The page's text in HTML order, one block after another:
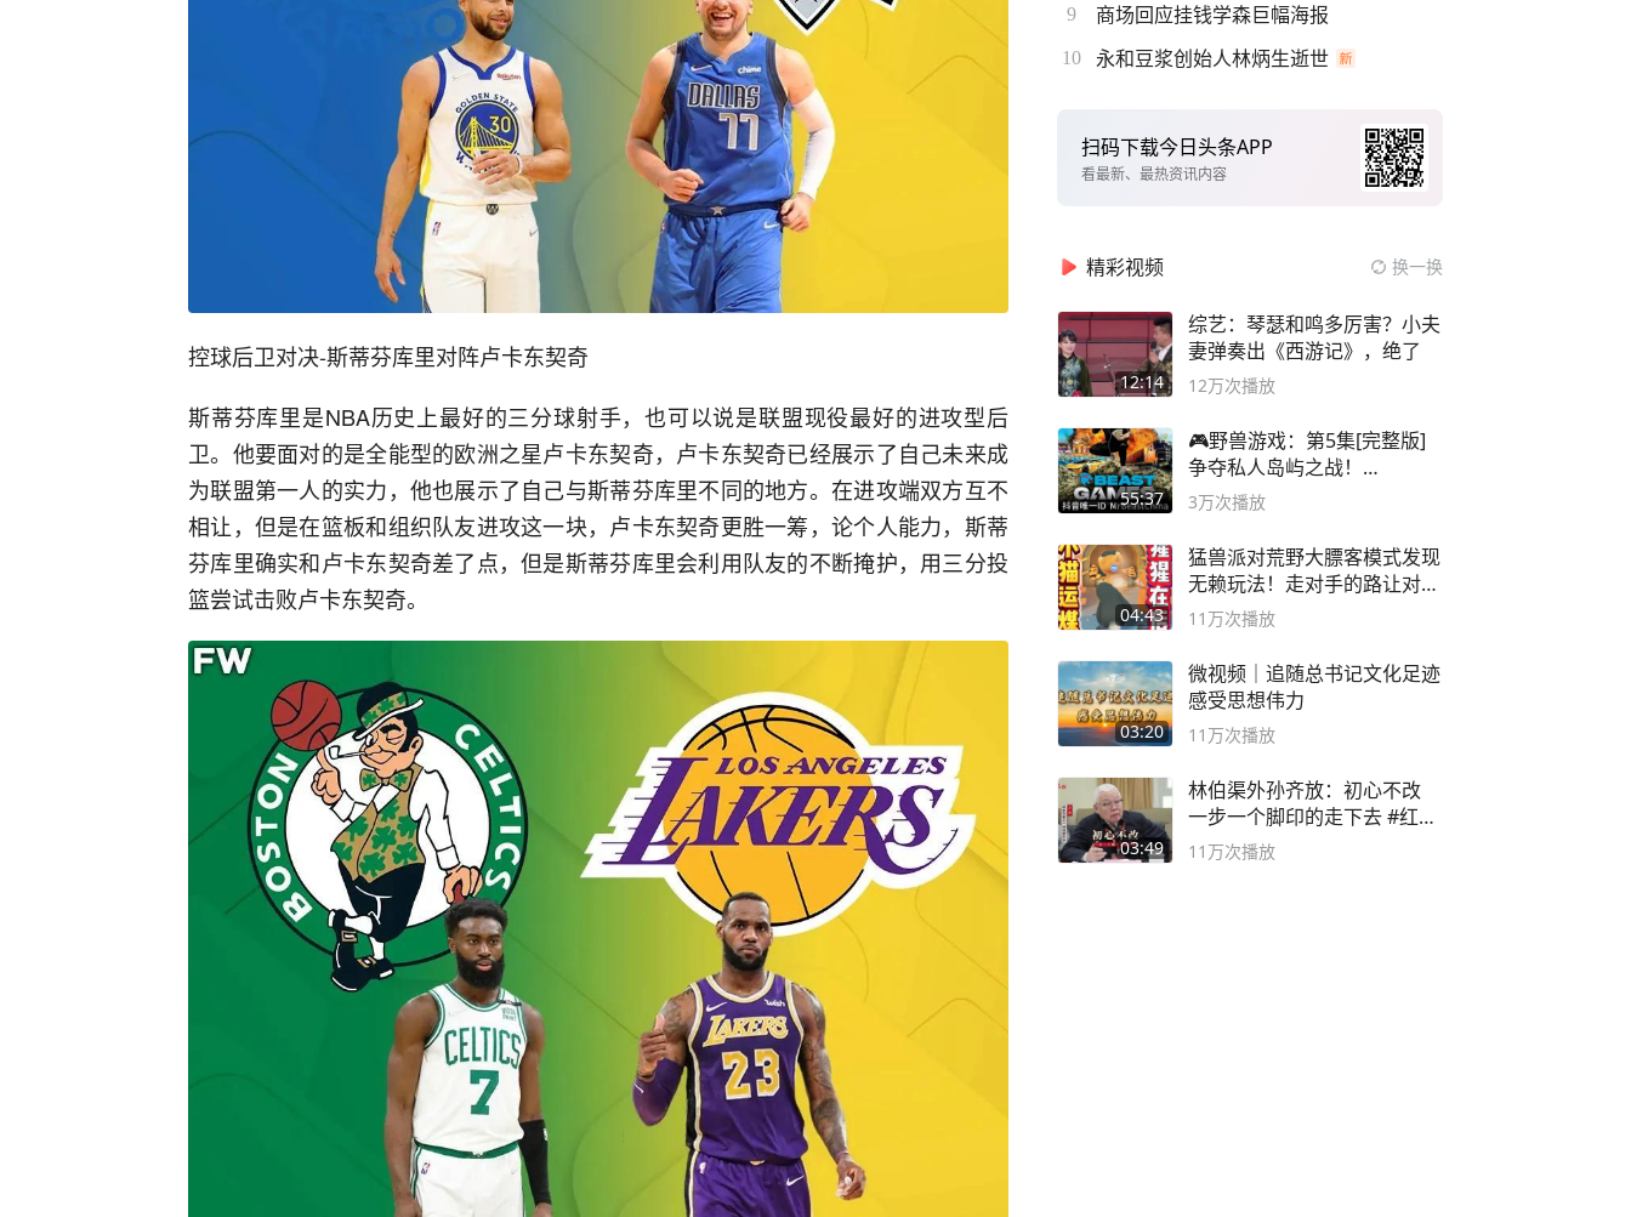
控球后卫对决-斯蒂芬库里对阵卢卡东契奇
斯蒂芬库里是NBA历史上最好的三分球射手，也可以说是联盟现役最好的进攻型后
卫。他要面对的是全能型的欧洲之星卢卡东契奇，卢卡东契奇已经展示了自己未来成
为联盟第一人的实力，他也展示了自己与斯蒂芬库里不同的地方。在进攻端双方互不
相让，但是在篮板和组织队友进攻这一块，卢卡东契奇更胜一筹，论个人能力，斯蒂
芬库里确实和卢卡东契奇差了点，但是斯蒂芬库里会利用队友的不断掩护，用三分投
篮尝试击败卢卡东契奇。
9 商场回应挂钱学森巨幅海报
10 永和豆浆创始人林炳生逝世
扫码下载今日头条APP
看最新、最热资讯内容
精彩视频 换一换
12:14
综艺：琴瑟和鸣多厉害？小夫
妻弹奏出《西游记》，绝了
12万次播放
55:37
🎮野兽游戏：第5集[完整版]
争夺私人岛屿之战！
#MrBeastChina
3万次播放
04:43
猛兽派对荒野大膘客模式发现
无赖玩法！走对手的路让对手
无路可走
11万次播放
03:20
微视频｜追随总书记文化足迹
感受思想伟力
11万次播放
03:49
林伯渠外孙齐放：初心不改
一步一个脚印的走下去 #红船
论坛
11万次播放